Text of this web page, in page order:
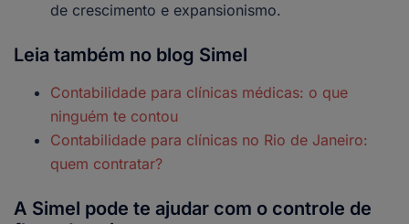
de crescimento e expansionismo.
Leia também no blog Simel
Contabilidade para clínicas médicas: o que
ninguém te contou
Contabilidade para clínicas no Rio de Janeiro:
quem contratar?
A Simel pode te ajudar com o controle de